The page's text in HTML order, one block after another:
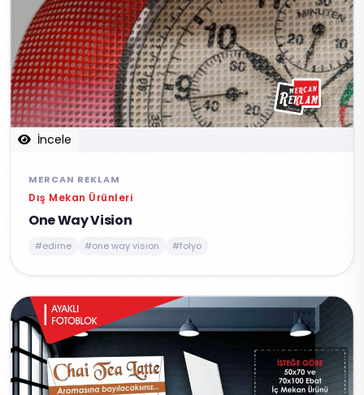
İncele
MERCAN REKLAM
Dış Mekan Ürünleri
One Way Vision
#edirne #one way vision #folyo